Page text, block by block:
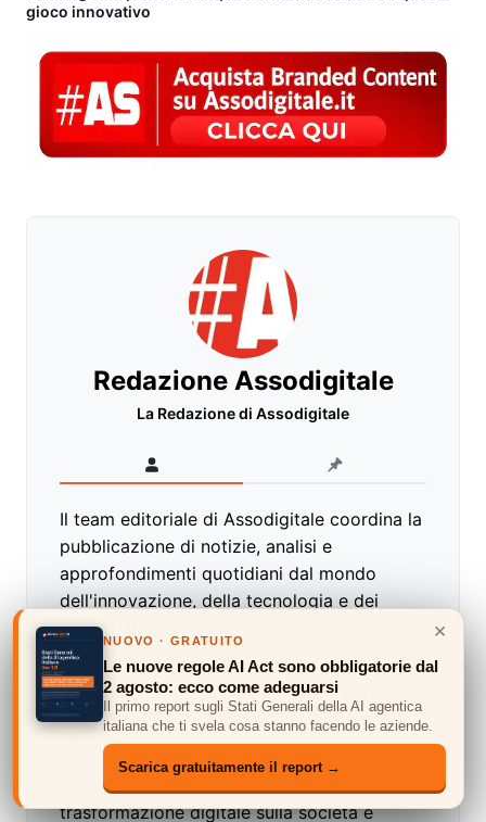
gioco innovativo
Redazione Assodigitale
La Redazione di Assodigitale
Il team editoriale di Assodigitale coordina la
pubblicazione di notizie, analisi e
approfondimenti quotidiani dal mondo
dell'innovazione, della tecnologia e dei
mercati digitali.
Questo account raccoglie i contributi storici
della testata, i comunicati stampa certificati
e le inchieste collettive curate dai nostri
giornalisti e analisti.
Fondata per esplorare l'impatto della
trasformazione digitale sulla società e
×
NUOVO · GRATUITO
Le nuove regole AI Act sono obbligatorie dal
2 agosto: ecco come adeguarsi
Il primo report sugli Stati Generali della AI agentica
italiana che ti svela cosa stanno facendo le aziende.
Scarica gratuitamente il report →